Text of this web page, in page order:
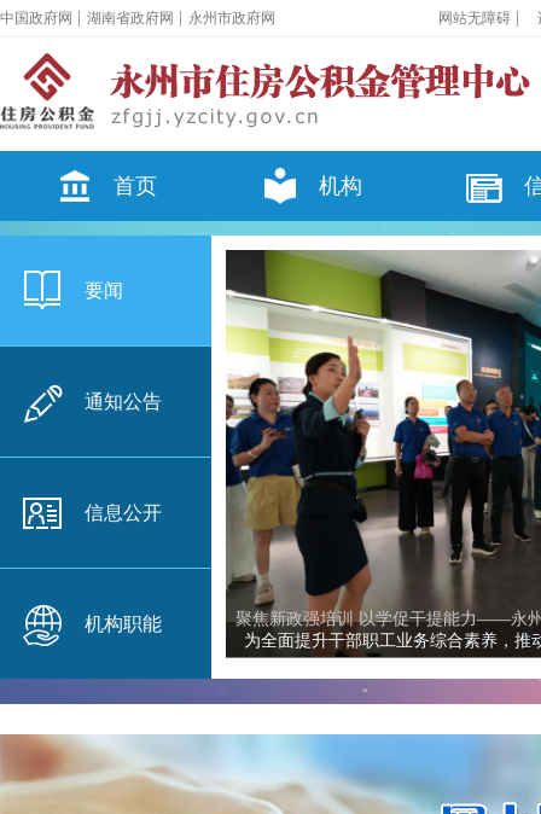
中国政府网 湖南省政府网 永州市政府网 网站无障碍
首页 机构
要闻
通知公告
信息公开
机构职能
永州市召开第三届住房公积金管理委员
2026年7月22日下午，永州市委常委、